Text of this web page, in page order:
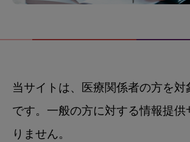
当サイトは、医療関係者の方を対
です。一般の方に対する情報提供
りません。